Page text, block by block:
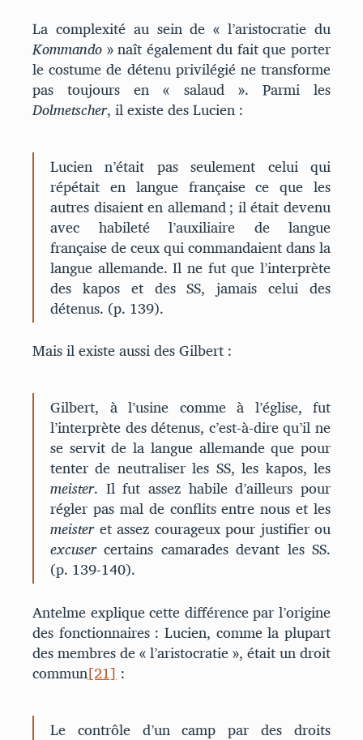
La complexité au sein de « l’aristocratie du
Kommando» naît également du fait que porter
le costume de détenu privilégié ne transforme
pas toujours en « salaud ». Parmi les
Dolmetscher, il existe des Lucien :
Lucien n’était pas seulement celui qui
répétait en langue française ce que les
autres disaient en allemand ; il était devenu
avec habileté l’auxiliaire de langue
française de ceux qui commandaient dans la
langue allemande. Il ne fut que l’interprète
des kapos et des SS, jamais celui des
détenus. (p. 139).
Mais il existe aussi des Gilbert :
Gilbert, à l’usine comme à l’église, fut
l’interprète des détenus, c’est-à-dire qu’il ne
se servit de la langue allemande que pour
tenter de neutraliser les SS, les kapos, les
meister. Il fut assez habile d’ailleurs pour
régler pas mal de conflits entre nous et les
meisteret assez courageux pour justifier ou
excusercertains camarades devant les SS.
(p. 139-140).
Antelme explique cette différence par l’origine
des fonctionnaires : Lucien, comme la plupart
des membres de « l’aristocratie », était un droit
commun[21]:
Le contrôle d’un camp par des droits